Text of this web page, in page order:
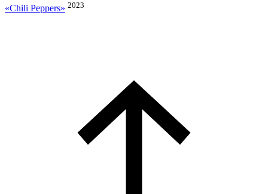
«Chili Peppers» 2023